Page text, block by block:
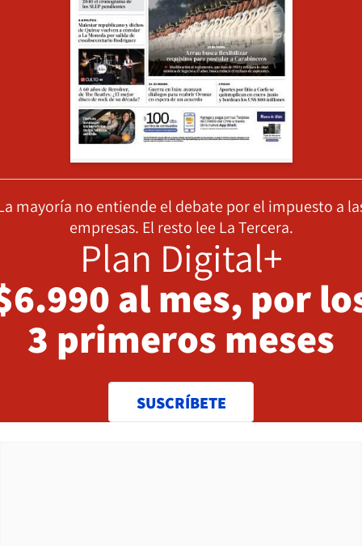
mayoría no entiende el debate por el impuesto a
empresas. El resto lee La Tercera.
Plan Digital+
al mes, por
3 primeros meses
SUSCRÍBETE